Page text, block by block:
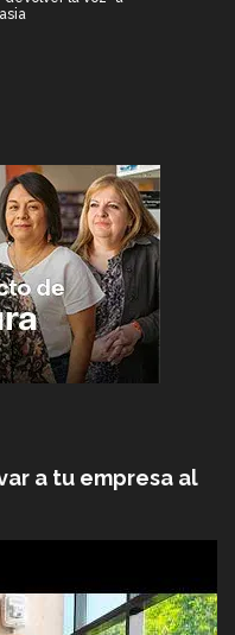
a tu empresa al